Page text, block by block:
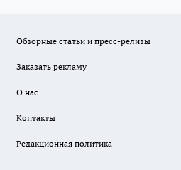
Обзорные статьи и пресс-релизы
Заказать рекламу
О нас
Контакты
Редакционная политика